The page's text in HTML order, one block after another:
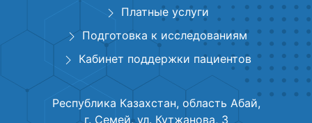
Платные услуги
Подготовка к исследованиям
Кабинет поддержки пациентов
Республика Казахстан, область Абай,
г. Семей, ул. Кутжанова, 3